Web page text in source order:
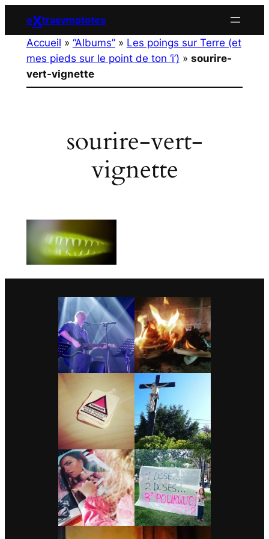
contenu
eXtrasymptotes
Accueil » “Albums”» Les poings sur Terre (et
mes pieds sur le point de ton ‘i’) » sourire-
vert-vignette
sourire-vert-
vignette